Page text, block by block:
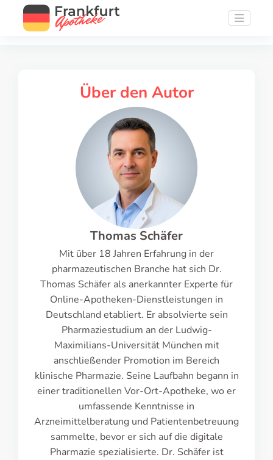
Über den Autor
Thomas Schäfer
Mit über 18 Jahren Erfahrung in der
pharmazeutischen Branche hat sich Dr.
Thomas Schäfer als anerkannter Experte für
Online-Apotheken-Dienstleistungen in
Deutschland etabliert. Er absolvierte sein
Pharmaziestudium an der Ludwig-
Maximilians-Universität München mit
anschließender Promotion im Bereich
klinische Pharmazie. Seine Laufbahn begann in
einer traditionellen Vor-Ort-Apotheke, wo er
umfassende Kenntnisse in
Arzneimittelberatung und Patientenbetreuung
sammelte, bevor er sich auf die digitale
Pharmazie spezialisierte. Dr. Schäfer ist